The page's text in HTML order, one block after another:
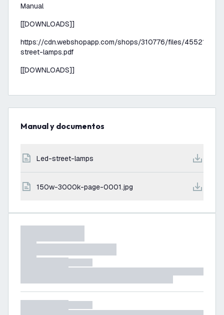
Manual
[[DOWNLOADS]]
https://cdn.webshopapp.com/shops/310776/files/
street-lamps.pdf
[[DOWNLOADS]]
Manual y documentos
led-street-lamps
150w-3000k-page-0001.jpg